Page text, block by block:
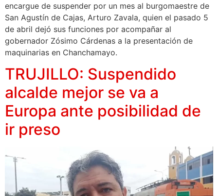
encargue de suspender por un mes al burgomaestre de
San Agustín de Cajas, Arturo Zavala, quien el pasado 5
de abril dejó sus funciones por acompañar al
gobernador Zósimo Cárdenas a la presentación de
maquinarias en Chanchamayo.
TRUJILLO: Suspendido
alcalde mejor se va a
Europa ante posibilidad de
ir preso